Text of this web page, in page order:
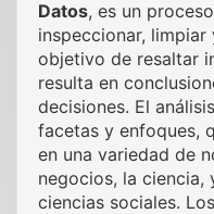
Datos, es un
inspeccionar,
objetivo de resaltar
resulta en
decisiones. El
facetas y enfoques,
en una variedad de
negocios, la ciencia,
ciencias sociales.